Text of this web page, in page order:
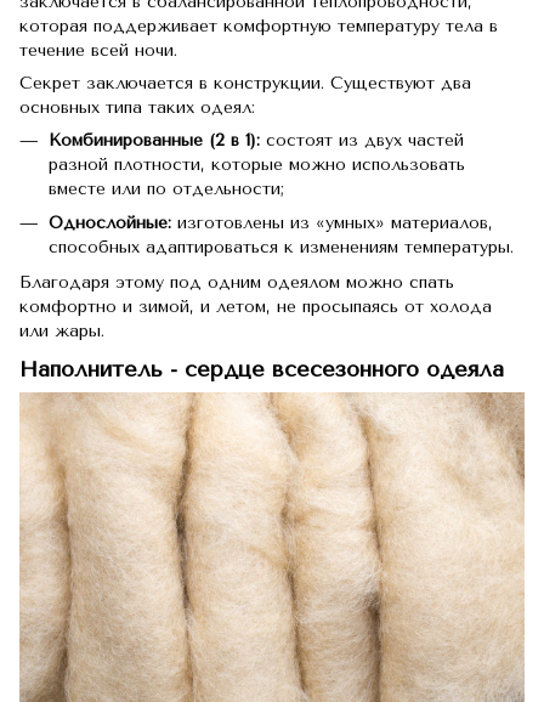
которая поддерживает комфортную температуру тела в
течение всей ночи.
Секрет заключается в конструкции. Существуют два
основных типа таких одеял:
Комбинированные (2 в 1): состоят из двух частей
разной плотности, которые можно использовать
вместе или по отдельности;
Однослойные: изготовлены из «умных» материалов,
способных адаптироваться к изменениям температуры.
Благодаря этому под одним одеялом можно спать
комфортно и зимой, и летом, не просыпаясь от холода
или жары.
Наполнитель - сердце всесезонного одеяла